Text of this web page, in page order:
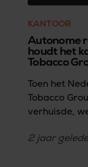
KANTOOR
Autonome
houdt het
Tobacco
Toen het
Tobacco
verhuisde,
was voor
2 jaar